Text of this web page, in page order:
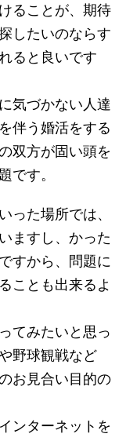
ることが、期待
したいのならす
ると良いです
気づかない人達
伴う婚活をする
双方が固い頭を
です。
った場所では、
ますし、かった
すから、問題に
ことも出来るよ
てみたいと思っ
野球観戦など
お見合い目的の
ンターネットを